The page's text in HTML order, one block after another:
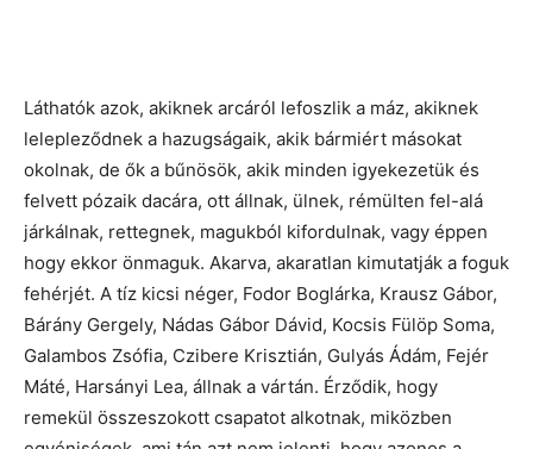
Láthatók azok, akiknek arcáról lefoszlik a máz, akiknek
lelepleződnek a hazugságaik, akik bármiért másokat
okolnak, de ők a bűnösök, akik minden igyekezetük és
felvett pózaik dacára, ott állnak, ülnek, rémülten fel-alá
járkálnak, rettegnek, magukból kifordulnak, vagy éppen
hogy ekkor önmaguk. Akarva, akaratlan kimutatják a foguk
fehérjét. A tíz kicsi néger, Fodor Boglárka, Krausz Gábor,
Bárány Gergely, Nádas Gábor Dávid, Kocsis Fülöp Soma,
Galambos Zsófia, Czibere Krisztián, Gulyás Ádám, Fejér
Máté, Harsányi Lea, állnak a vártán. Érződik, hogy
remekül összeszokott csapatot alkotnak, miközben